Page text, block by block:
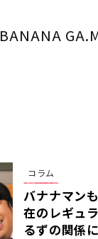
BANANA
コラム
バナナマン
在のレギュ
るずの関係